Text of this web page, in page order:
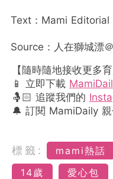
Text：Mami Editorial
Source：人在獅城漂
【隨時隨地接收更多
📱 立即下載
🤱🏻 追蹤我們的
🔔 訂閱 MamiDaily 親
標籤: mami熱話
14歲
愛心包